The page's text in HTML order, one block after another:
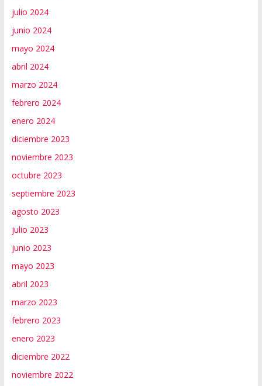
julio 2024
junio 2024
mayo 2024
abril 2024
marzo 2024
febrero 2024
enero 2024
diciembre 2023
noviembre 2023
octubre 2023
septiembre 2023
agosto 2023
julio 2023
junio 2023
mayo 2023
abril 2023
marzo 2023
febrero 2023
enero 2023
diciembre 2022
noviembre 2022